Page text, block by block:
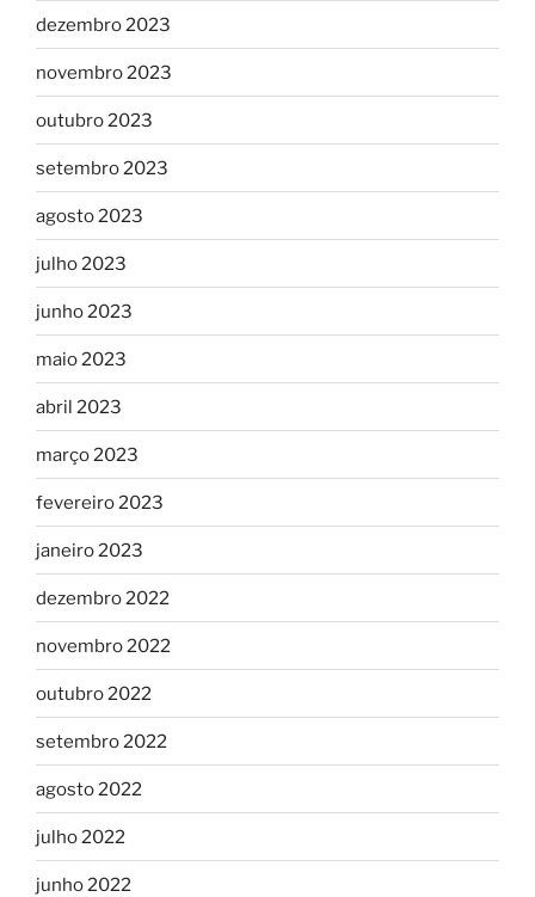
dezembro 2023
novembro 2023
outubro 2023
setembro 2023
agosto 2023
julho 2023
junho 2023
maio 2023
abril 2023
março 2023
fevereiro 2023
janeiro 2023
dezembro 2022
novembro 2022
outubro 2022
setembro 2022
agosto 2022
julho 2022
junho 2022